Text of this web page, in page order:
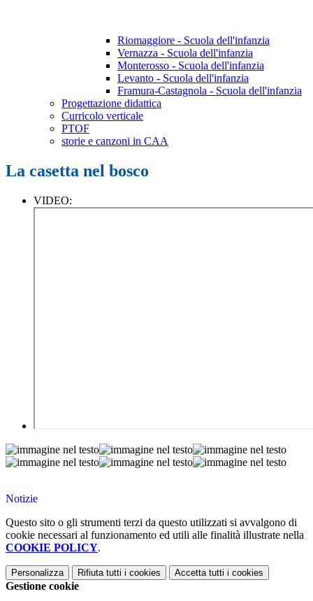
Riomaggiore - Scuola dell'infanzia
Vernazza - Scuola dell'infanzia
Monterosso - Scuola dell'infanzia
Levanto - Scuola dell'infanzia
Framura-Castagnola - Scuola dell'infanzia
Progettazione didattica
Curricolo verticale
PTOF
storie e canzoni in CAA
La casetta nel bosco
VIDEO:
Notizie
Questo sito o gli strumenti terzi da questo utilizzati si avvalgono di
cookie necessari al funzionamento ed utili alle finalità illustrate nella
COOKIE POLICY.
Personalizza Rifiuta tutti i cookies Accetta tutti i cookies
Gestione cookie